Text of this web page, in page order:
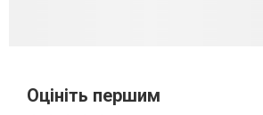
Оцініть першим